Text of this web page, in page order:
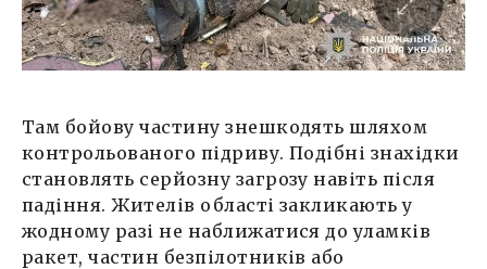
Там бойову частину знешкодять шляхом
контрольованого підриву. Подібні знахідки
становлять серйозну загрозу навіть після
падіння. Жителів області закликають у
жодному разі не наближатися до уламків
ракет, частин безпілотників або